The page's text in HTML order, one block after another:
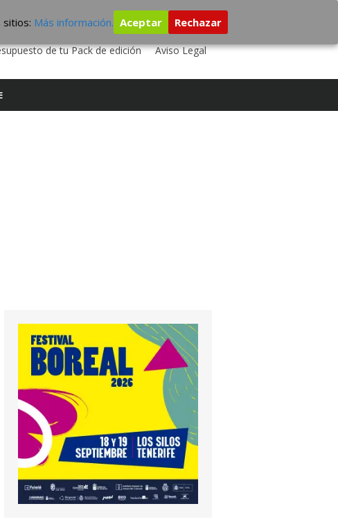
TU DISCO
ESTUDIO DE GRABACIÓN
de tu Pack de edición
Aviso Legal
sitios: Más información. Aceptar Rechazar